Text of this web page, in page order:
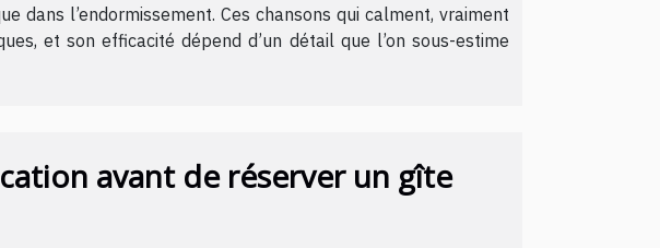
dans l’endormissement. Ces chansons qui calment, vraiment
et son efficacité dépend d’un détail que l’on sous-estime
avant de réserver un gîte